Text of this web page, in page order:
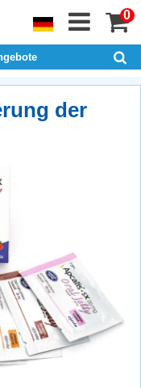
0
der